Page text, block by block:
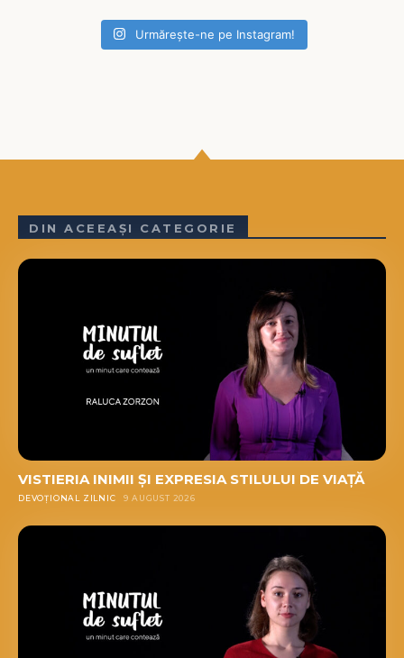
Urmărește-ne pe Instagram!
DIN ACEEAȘI CATEGORIE
VISTIERIA INIMII ȘI EXPRESIA STILULUI DE VIAȚĂ
DEVOȚIONAL ZILNIC 9 AUGUST 2026